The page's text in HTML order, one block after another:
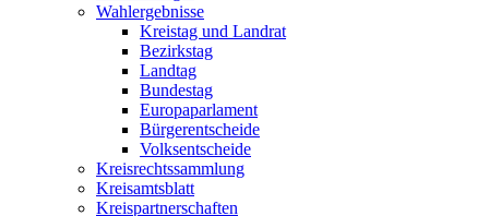
Wahlergebnisse
Kreistag und Landrat
Bezirkstag
Landtag
Bundestag
Europaparlament
Bürgerentscheide
Volksentscheide
Kreisrechtssammlung
Kreisamtsblatt
Kreispartnerschaften